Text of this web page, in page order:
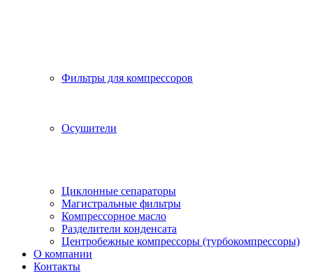
Фильтры для компрессоров
Осушители
Циклонные сепараторы
Магистральные фильтры
Компрессорное масло
Разделители конденсата
Центробежные компрессоры (турбокомпрессоры)
О компании
Контакты